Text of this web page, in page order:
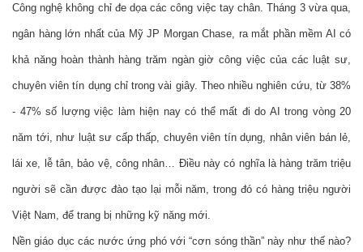
Công nghệ không chỉ đe dọa các công việc tay chân. Tháng 3 vừa qua,
ngân hàng lớn nhất của Mỹ JP Morgan Chase, ra mắt phần mềm AI có
khả năng hoàn thành hàng trăm ngàn giờ công việc của các luật sư,
chuyên viên tín dụng chỉ trong vài giây. Theo nhiều nghiên cứu, từ 38%
- 47% số lượng việc làm hiện nay có thể mất đi do AI trong vòng 20
năm tới, như luật sư cấp thấp, chuyên viên tín dụng, nhân viên bán lẻ,
lái xe, lễ tân, bảo vệ, công nhân… Điều này có nghĩa là hàng trăm triệu
người sẽ cần được đào tạo lại mỗi năm, trong đó có hàng triệu người
Việt Nam, để trang bị những kỹ năng mới.
Nền giáo dục các nước ứng phó với “cơn sóng thần” này như thế nào?